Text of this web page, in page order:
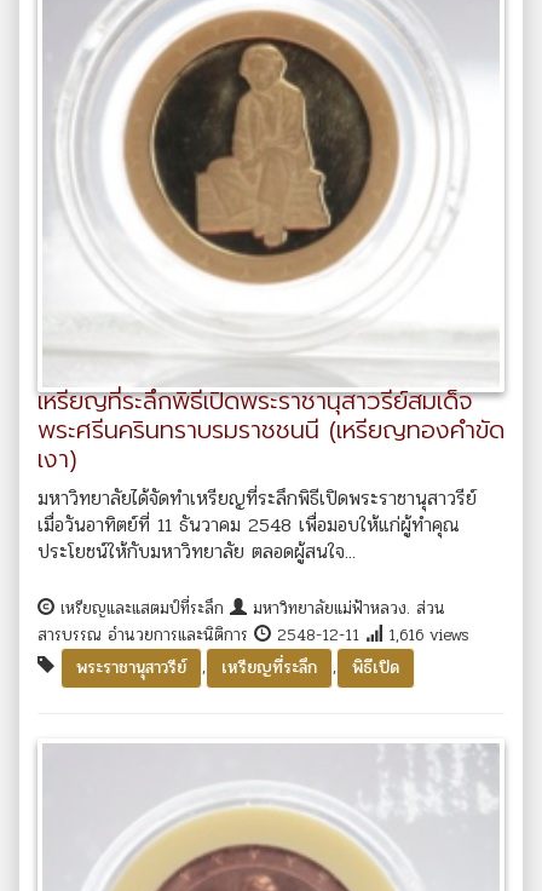
เหรียญที่ระลึกพิธีเปิดพระราชานุสาวรีย์สมเด็จ
พระศรีนครินทราบรมราชชนนี (เหรียญทองคำขัด
เงา)
มหาวิทยาลัยได้จัดทำเหรียญที่ระลึกพิธีเปิดพระราชานุสาวรีย์
เมื่อวันอาทิตย์ที่ 11 ธันวาคม 2548 เพื่อมอบให้แก่ผู้ทำคุณ
ประโยชน์ให้กับมหาวิทยาลัย ตลอดผู้สนใจ...
เหรียญและแสตมป์ที่ระลึก
มหาวิทยาลัยแม่ฟ้าหลวง. ส่วน
สารบรรณ อำนวยการและนิติการ
2548-12-11
1,616 views
พระราชานุสาวรีย์
, เหรียญที่ระลึก , พิธีเปิด